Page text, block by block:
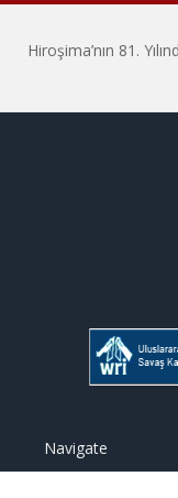
Navigate